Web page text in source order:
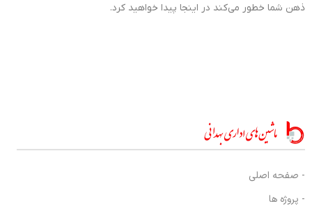
ذهن شما خطور می‌کند در اینجا پیدا خواهید کرد.
- صفحه اصلی
- پروژه ها